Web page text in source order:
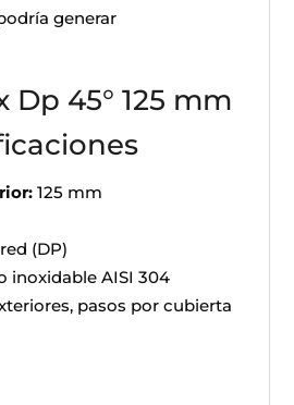
generar
Dp 45° 125 mm
125 mm
(DP)
inoxidable AISI 304
pasos por cubierta